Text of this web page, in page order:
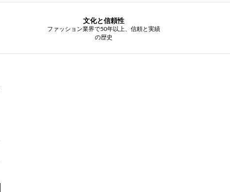
文化と信頼性
ファッション業界で50年以上、信頼と実績
の歴史